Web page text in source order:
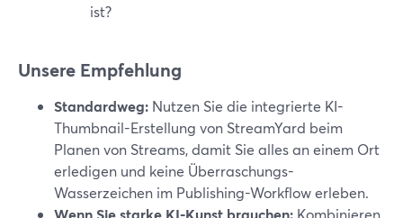
ist?
Unsere Empfehlung
Standardweg: Nutzen Sie die integrierte KI-
Thumbnail-Erstellung von StreamYard beim
Planen von Streams, damit Sie alles an einem Ort
erledigen und keine Überraschungs-
Wasserzeichen im Publishing-Workflow erleben.
Wenn Sie starke KI-Kunst brauchen: Kombinieren